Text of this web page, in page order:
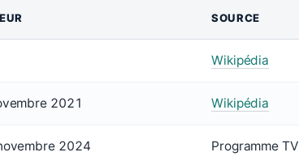
SOURCE
Wikipédia
2021 Wikipédia
2024 Programme TV